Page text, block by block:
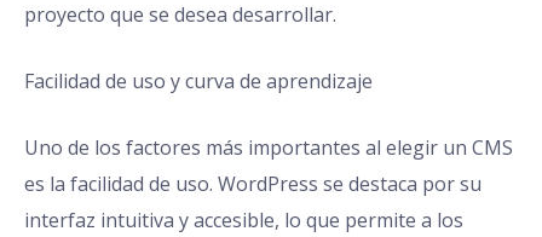
proyecto que se desea desarrollar.
Facilidad de uso y curva de aprendizaje
Uno de los factores más importantes al elegir un CMS
es la facilidad de uso. WordPress se destaca por su
interfaz intuitiva y accesible, lo que permite a los